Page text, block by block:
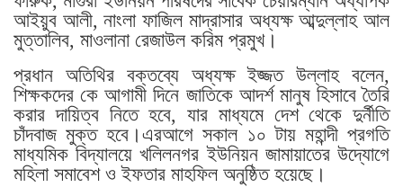
আইয়ুব আলী, নাংলা ফাজিল মাদ্রাসার অধ্যক্ষ আব্দুল্লাহ আল
মুত্তালিব, মাওলানা রেজাউল করিম প্রমুখ।
প্রধান অতিথির বক্তব্যে অধ্যক্ষ ইজ্জত উল্লাহ বলেন,
শিক্ষকদের কে আগামী দিনে জাতিকে আদর্শ মানুষ হিসাবে তৈরি
করার দায়িত্ব নিতে হবে, যার মাধ্যমে দেশ থেকে দুর্নীতি
চাঁদবাজ মুক্ত হবে।এরআগে সকাল ১০ টায় মহান্দী প্রগতি
মাধ্যমিক বিদ্যালয়ে খলিলনগর ইউনিয়ন জামায়াতের উদ্যোগে
মহিলা সমাবেশ ও ইফতার মাহফিল অনুষ্ঠিত হয়েছে।